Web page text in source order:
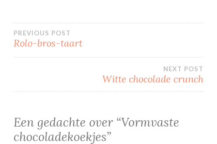
Bericht
PREVIOUS POST
Rolo-bros-taart
NEXT POST
Witte chocolade crunch
Een gedachte over “Vormvaste
chocoladekoekjes”